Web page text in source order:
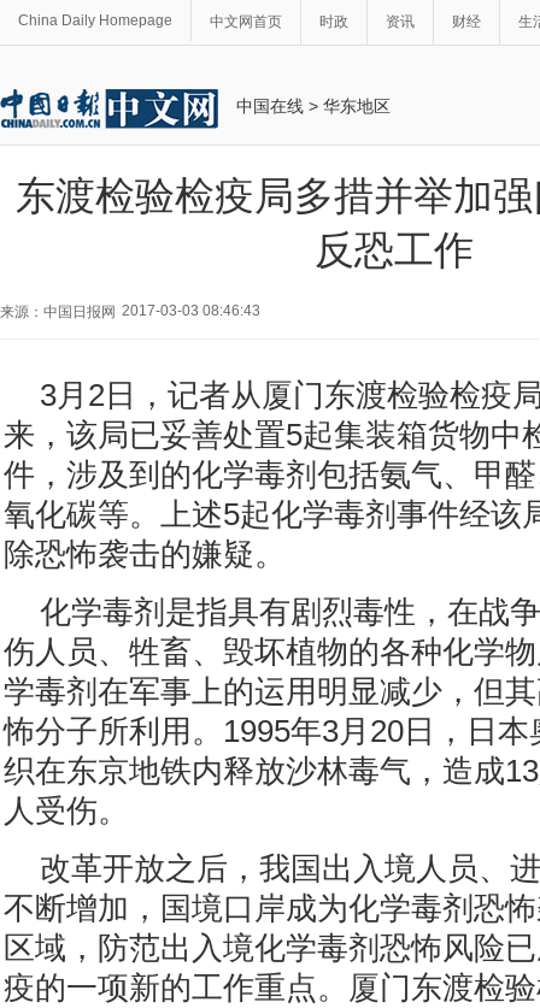
China Daily Homepage 中文网首页 时政 资讯 财经 生
中国在线 > 华东地区
东渡检验检疫局多措并举加
反恐工作
来源：中国日报网 2017-03-03 08:46:43
3月2日，记者从厦门东渡检验检疫
来，该局已妥善处置5起集装箱货物中
件，涉及到的化学毒剂包括氨气、甲
氧化碳等。上述5起化学毒剂事件经该
除恐怖袭击的嫌疑。
化学毒剂是指具有剧烈毒性，在战
伤人员、牲畜、毁坏植物的各种化学
学毒剂在军事上的运用明显减少，但
怖分子所利用。1995年3月20日，日
织在东京地铁内释放沙林毒气，造成
人受伤。
改革开放之后，我国出入境人员、
不断增加，国境口岸成为化学毒剂恐
区域，防范出入境化学毒剂恐怖风险
疫的一项新的工作重点。厦门东渡检